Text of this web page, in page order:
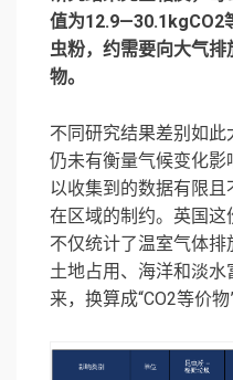
值为12.9—30.1kgCO2
虫粉，约需要向大气
物。
不同研究结果差别如
仍未有衡量气候变化
以收集到的数据有限
在区域的制约。英国这
不仅统计了温室气体排
土地占用、海洋和淡
来，换算成“CO2等价